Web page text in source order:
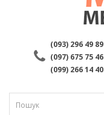
(093) 296 49 89
(097) 675 75 46
(099) 266 14 40